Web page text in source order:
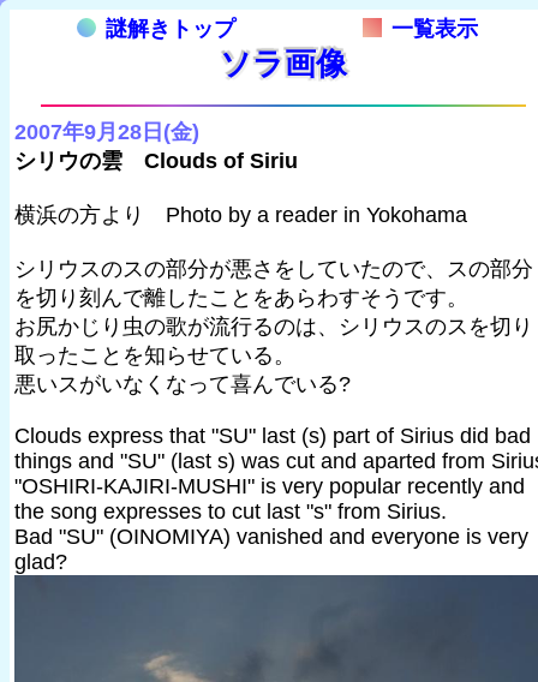
謎解きトップ 一覧表示
ソラ画像
2007年9月28日(金)
シリウの雲 Clouds of Siriu
横浜の方より Photo by a reader in Yokohama
シリウスのスの部分が悪さをしていたので、スの部分
を切り刻んで離したことをあらわすそうです。
お尻かじり虫の歌が流行るのは、シリウスのスを切り
取ったことを知らせている。
悪いスがいなくなって喜んでいる?
Clouds express that "SU" last (s) part of Sirius did bad
things and "SU" (last s) was cut and aparted from
"OSHIRI-KAJIRI-MUSHI" is very popular recently and
the song expresses to cut last "s" from Sirius.
Bad "SU" (OINOMIYA) vanished and everyone is very
glad?